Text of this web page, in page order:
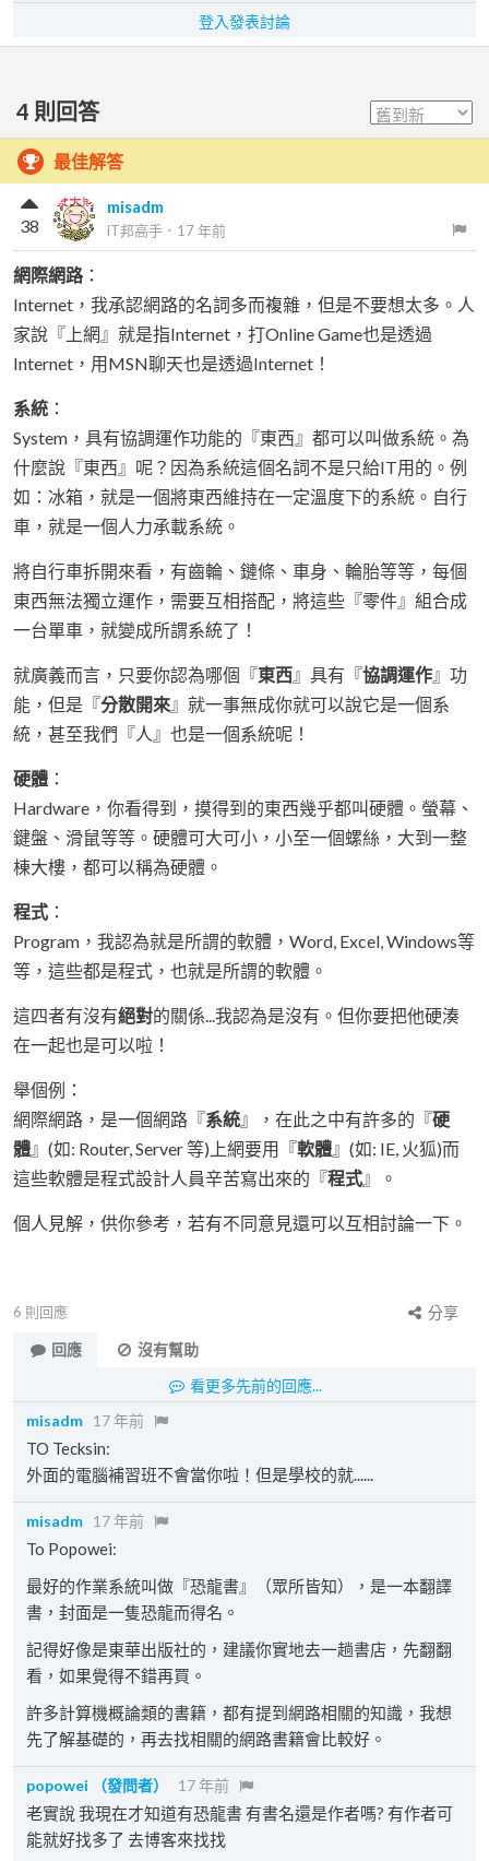
登入發表討論
4 則回答
最佳解答
misadm
iT邦高手 ． 17 年前
38
網際網路：
Internet，我承認網路的名詞多而複雜，但是不要想太多。人
家說『上網』就是指Internet，打Online Game也是透過
Internet，用MSN聊天也是透過Internet！
系統 ：
System，具有協調運作功能的『東西』都可以叫做系統。為
什麼說『東西』呢？因為系統這個名詞不是只給IT用的。例
如：冰箱，就是一個將東西維持在一定溫度下的系統。自行
車，就是一個人力承載系統。
將自行車拆開來看，有齒輪、鏈條、車身、輪胎等等，每個
東西無法獨立運作，需要互相搭配，將這些『零件』組合成
一台單車，就變成所謂系統了！
就廣義而言，只要你認為哪個『東西』具有『協調運作』功
能，但是『分散開來』就一事無成你就可以說它是一個系
統，甚至我們『人』也是一個系統呢！
硬體 ：
Hardware，你看得到，摸得到的東西幾乎都叫硬體。螢幕、
鍵盤、滑鼠等等。硬體可大可小，小至一個螺絲，大到一整
棟大樓，都可以稱為硬體。
程式 ：
Program，我認為就是所謂的軟體，Word, Excel, Windows等
等，這些都是程式，也就是所謂的軟體。
這四者有沒有絕對的關係...我認為是沒有。但你要把他硬湊
在一起也是可以啦！
舉個例：
網際網路，是一個網路『系統』，在此之中有許多的『硬
體』(如: Router, Server 等)上網要用『軟體』(如: IE, 火狐)而
這些軟體是程式設計人員辛苦寫出來的『程式』。
個人見解，供你參考，若有不同意見還可以互相討論一下。
6 則回應
分享
回應
沒有幫助
看更多先前的回應...
misadm 17 年前
TO Tecksin:
外面的電腦補習班不會當你啦！但是學校的就......
misadm 17 年前
To Popowei:
最好的作業系統叫做『恐龍書』（眾所皆知），是一本翻譯
書，封面是一隻恐龍而得名。
記得好像是東華出版社的，建議你實地去一趟書店，先翻翻
看，如果覺得不錯再買。
許多計算機概論類的書籍，都有提到網路相關的知識，我想
先了解基礎的，再去找相關的網路書籍會比較好。
popowei （發問者） 17 年前
老實說 我現在才知道有恐龍書 有書名還是作者嗎? 有作者可
能就好找多了 去博客來找找